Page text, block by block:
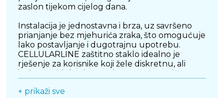
zaslon tijekom cijelog dana.
Instalacija je jednostavna i brza, uz savršeno
prianjanje bez mjehurića zraka, što omogućuje
lako postavljanje i dugotrajnu upotrebu.
CELLULARLINE zaštitno staklo idealno je
rješenje za korisnike koji žele diskretnu, ali
zaslona.
+ prikaži sve